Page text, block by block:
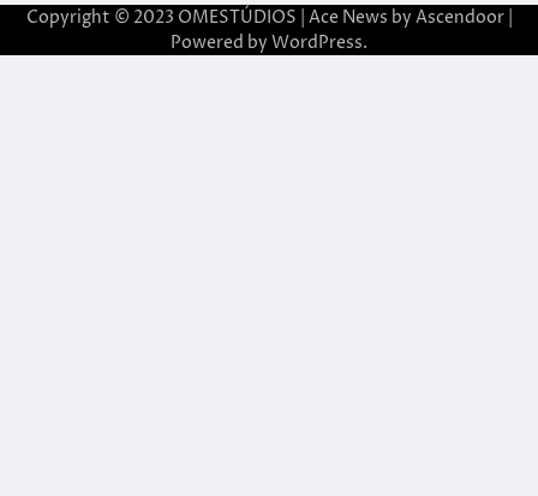
Copyright © 2023 OMESTÚDIOS | Ace News by Ascendoor|
Powered by WordPress.